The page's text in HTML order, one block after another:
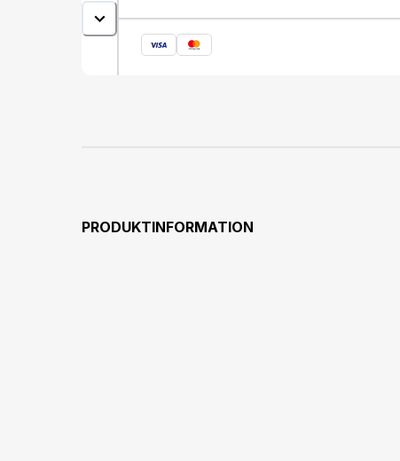
PRODUKTINFORMATION